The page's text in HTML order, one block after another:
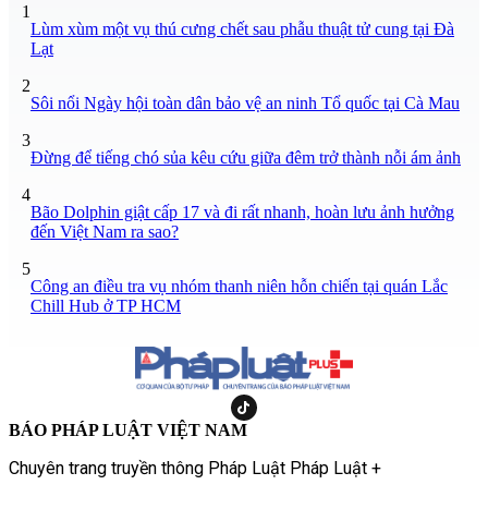
1
Lùm xùm một vụ thú cưng chết sau phẫu thuật tử cung tại Đà
Lạt
2
Sôi nổi Ngày hội toàn dân bảo vệ an ninh Tổ quốc tại Cà Mau
3
Đừng để tiếng chó sủa kêu cứu giữa đêm trở thành nỗi ám ảnh
4
Bão Dolphin giật cấp 17 và đi rất nhanh, hoàn lưu ảnh hưởng
đến Việt Nam ra sao?
5
Công an điều tra vụ nhóm thanh niên hỗn chiến tại quán Lắc
Chill Hub ở TP HCM
BÁO PHÁP LUẬT VIỆT NAM
Chuyên trang truyền thông Pháp Luật Pháp Luật +